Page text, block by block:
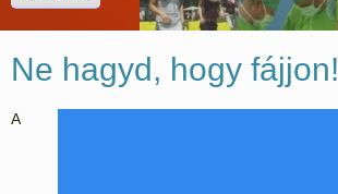
Ne hagyd, hogy fájjon!
A